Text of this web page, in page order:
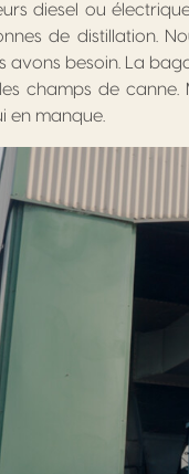
diesel ou
de distillation.
avons besoin. La
champs de canne.
en manque.